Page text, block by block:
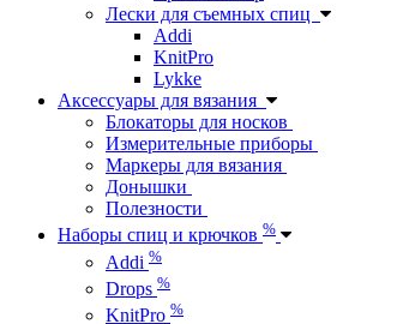
Лески для съемных спиц
Addi
KnitPro
Lykke
Аксессуары для вязания
Блокаторы для носков
Измерительные приборы
Маркеры для вязания
Донышки
Полезности
Наборы спиц и крючков %
Addi %
Drops %
KnitPro %